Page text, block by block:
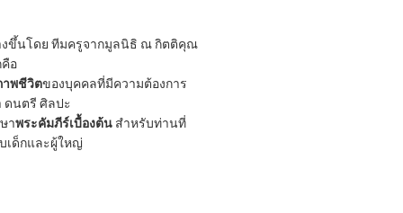
งขึ้นโดย ทีมครูจากมูลนิธิ ณ กิตติคุณ
อ
พชีวิตของบุคคลที่มีความต้องการ
ดนตรี ศิลปะ
าพระคัมภีร์เบื้องต้น สำหรับท่านที่
เด็กและผู้ใหญ่